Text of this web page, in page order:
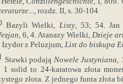
..., rozdz. II, s. 30-104
Bazyli Wielki, Listy, 53; 54. Jan
, 6, 4. Atanazy Wielki, Dzieje
Izydor z Peluzjum,List do biskupa
Stawki podają Nowele Justyniana
1 solid to 24-karatowa złota
złota. Z jednego funta złota